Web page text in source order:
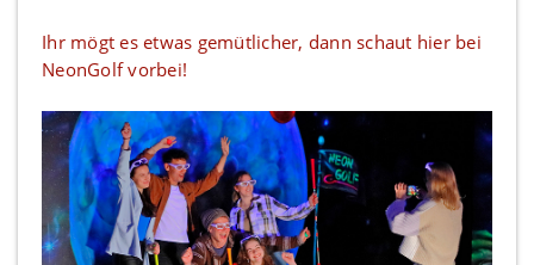
Ihr mögt es etwas gemütlicher, dann schaut hier bei
NeonGolf vorbei!